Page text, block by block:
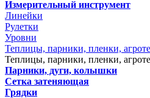
Измерительный инструмент
Линейки
Рулетки
Уровни
Теплицы, парники, пленки,
Теплицы, парники, пленки,
Парники, дуги, колышки
Сетка затеняющая
Грядки